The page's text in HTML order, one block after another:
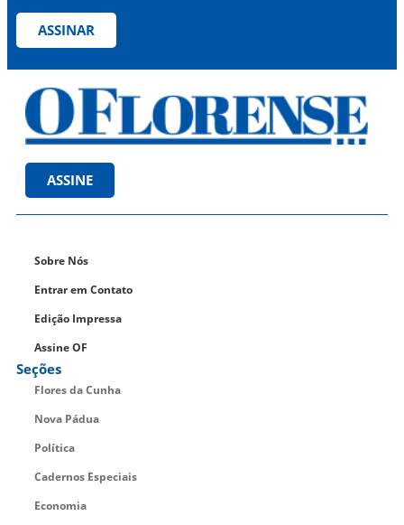
ASSINAR
ASSINE
Sobre Nós
Entrar em Contato
Edição Impressa
Assine OF
Seções
Flores da Cunha
Nova Pádua
Política
Cadernos Especiais
Economia